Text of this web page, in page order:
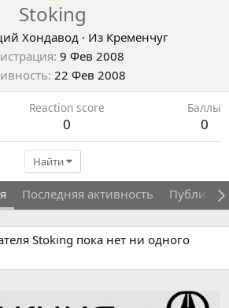
Stoking
Хондавод · Из Кременчуг
9 Фев 2008
22 Фев 2008
Reaction score
0
Баллы
0
Найти
Последняя активность
Stoking пока нет ни одного